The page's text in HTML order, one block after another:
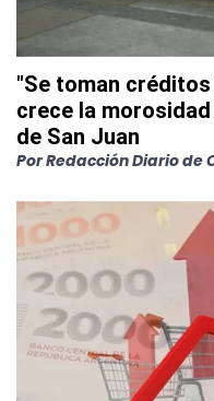
"Se toman
crece la
de San Juan
PorRedacción Diario de